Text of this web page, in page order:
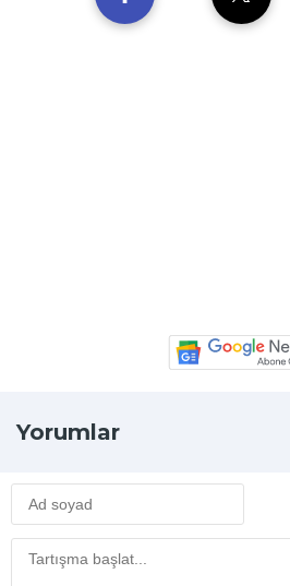
Yorumlar